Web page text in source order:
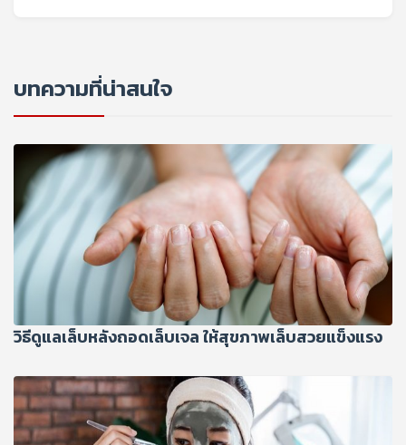
บทความที่น่าสนใจ
วิธีดูแลเล็บหลังถอดเล็บเจล ให้สุขภาพเล็บสวยแข็งแรง